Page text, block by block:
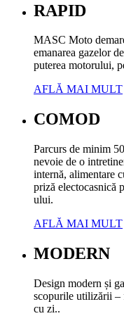
RAPID
MASC Moto
emanarea gazelor
puterea motorului,
AFLĂ MAI MULT
COMOD
Parcurs de minim
nevoie de o
internă, alimentare
priză electocasnică
ului.
AFLĂ MAI MULT
MODERN
Design modern și
scopurile utilizării –
cu zi..